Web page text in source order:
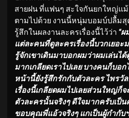
สายฝน ที่แฟนๆ สะใจกันยกใหญ่แ
ตามไปด้วย งานนี้หนุ่มบอมบ์ปลื้มสุ
รู้สึกในผลงานละครเรื่องนี้ไว้ว่า “ผ
แต่ละคนที่ดูละครเรื่องนี้บวกเยอ
รู้จักเขาเดินมาบอกผมว่าผมเล่นไ
มากเกลียดเราไปเลย บางคนก็บอ
หน้านี้ยังรู้สึกรักกับตัวละคร ไพรวั
เรื่องนี้เกลียดผมไปเลยส่วนใหญ่ก็จ
ตัวละครนั้นจริงๆ ดีใจมากครับเป็
ขอบคุณพี่แอ้วจริงๆ แกเป็นผู้กำกับ